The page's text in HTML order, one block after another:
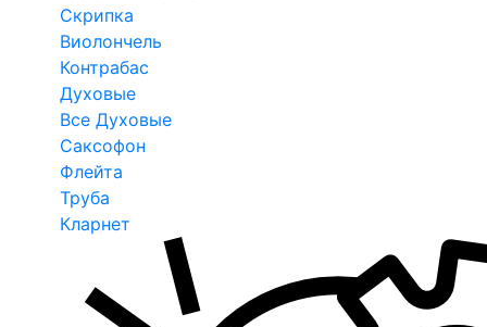
Скрипка
Виолончель
Контрабас
Духовые
Все Духовые
Саксофон
Флейта
Труба
Кларнет